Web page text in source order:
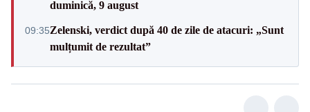
duminică, 9 august
09:35Zelenski, verdict după 40 de zile de atacuri: „Sunt
mulțumit de rezultat”